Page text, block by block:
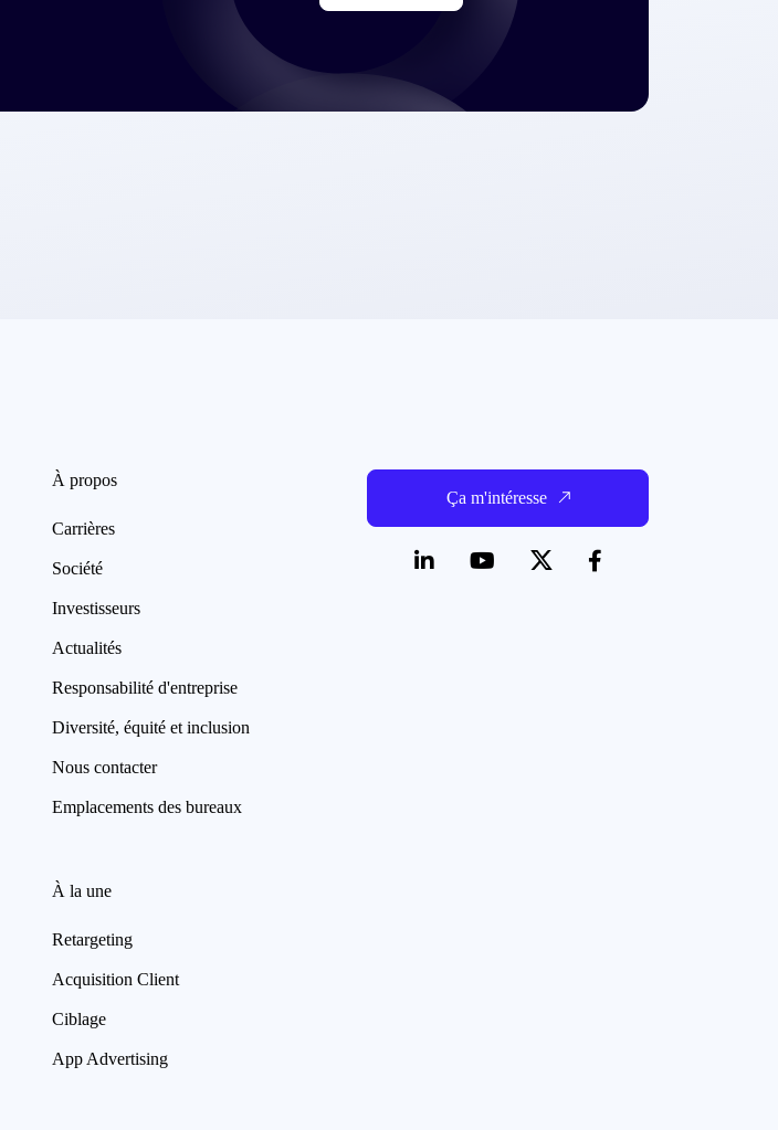
À propos
Carrières
Société
Investisseurs
Actualités
Responsabilité d'entreprise
Diversité, équité et inclusion
Nous contacter
Emplacements des bureaux
À la une
Retargeting
Acquisition Client
Ciblage
App Advertising
Ça m'intéresse